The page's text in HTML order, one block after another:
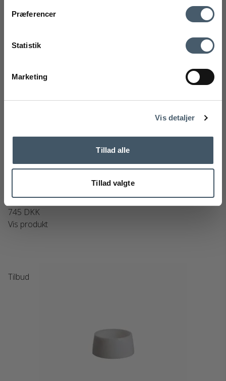
Præferencer
Statistik
Marketing
Vis detaljer
Tillad alle
Tillad valgte
Louis Poulsen
745 DKK
Vis produkt
Tilbud
markedsføring med gode tilbud og inspiration. Du kan altid trække dit
samtykke tilbage. Med dit samtykke accepterer du desuden vores